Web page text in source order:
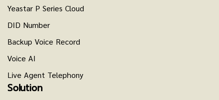
Yeastar P Series Cloud
DID Number
Backup Voice Record
Voice AI
Live Agent Telephony
Solution